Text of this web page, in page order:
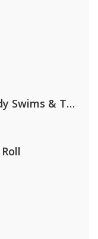
David Guetta, Teddy Swims & Tones And I